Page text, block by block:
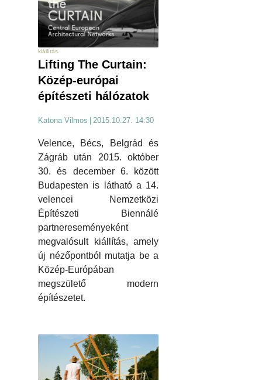
kiállítás
Lifting The Curtain:
Közép-európai
építészeti hálózatok
Katona Vilmos | 2015.10.27. 14:30
Velence, Bécs, Belgrád és
Zágráb után 2015. október
30. és december 6. között
Budapesten is látható a 14.
velencei Nemzetközi
Építészeti Biennálé
partnereseményeként
megvalósult kiállítás, amely
új nézőpontból mutatja be a
Közép-Európában
megszülető modern
építészetet.